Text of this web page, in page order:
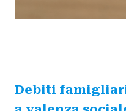
Debiti